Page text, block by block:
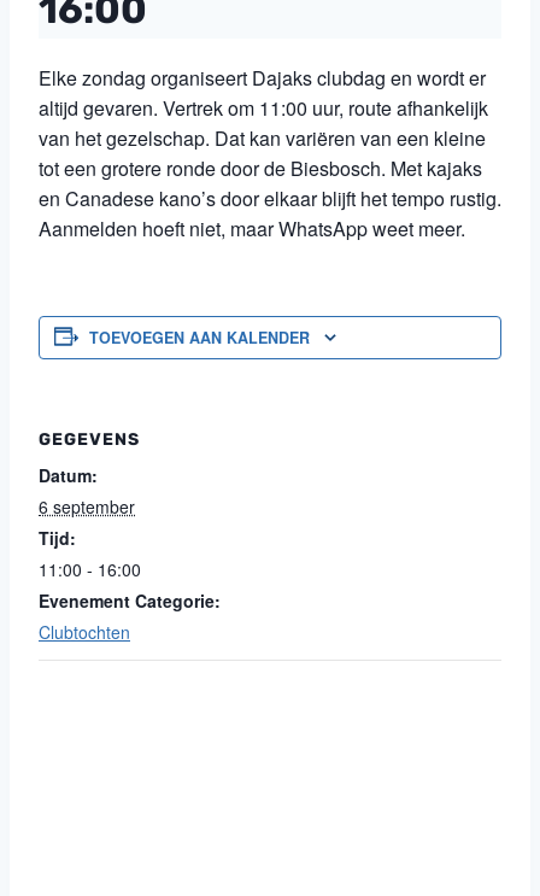
16:00
Elke zondag organiseert Dajaks clubdag en wordt er
altijd gevaren. Vertrek om 11:00 uur, route afhankelijk
van het gezelschap. Dat kan variëren van een kleine
tot een grotere ronde door de Biesbosch. Met kajaks
en Canadese kano’s door elkaar blijft het tempo rustig.
Aanmelden hoeft niet, maar WhatsApp weet meer.
TOEVOEGEN AAN KALENDER
GEGEVENS
Datum:
6 september
Tijd:
11:00 - 16:00
Evenement Categorie:
Clubtochten